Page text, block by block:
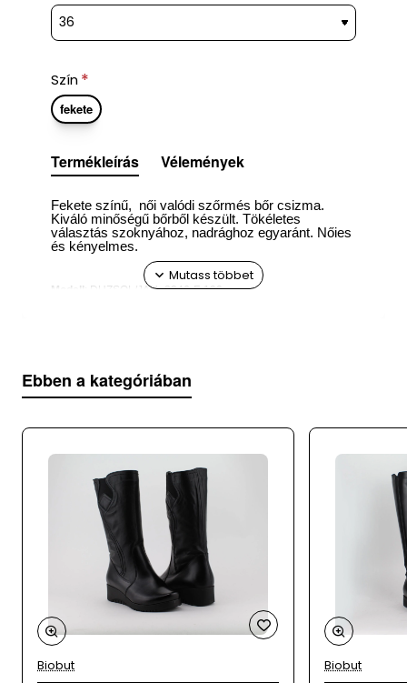
Szín
fekete
Termékleírás Vélemények
Fekete színű, női valódi szőrmés bőr csizma.
Kiváló minőségű bőrből készült. Tökéletes
választás szoknyához, nadrághoz egyaránt. Nőies
és kényelmes.
Modell : DUZSOL/JAN -8246-F-190
Felsőrész: bőr+szőrme
: szintetikus
Származási hely : : Lengyelország
A webáruházunk mellett üzletként is működünk,
az adatok 24 óránként kerülnek frissítésre, így
ritkán, de előfordulhat, hogy a megrendelt
terméket időközben eladtuk.
Ebben a kategóriában
Biobut Biobut